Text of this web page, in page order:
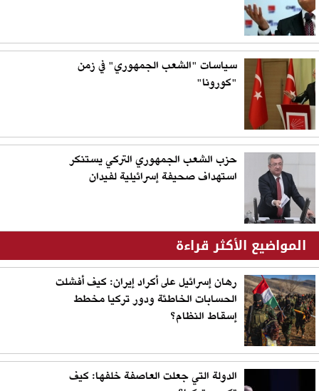
سياسات "الشعب الجمهوري" في زمن
"كورونا"
حزب الشعب الجمهوري التركي يستنكر
استهداف صحيفة إسرائيلية لفيدان
المواضيع الأكثر قراءة
رهان إسرائيل على أكراد إيران: كيف أفشلت
الحسابات الخاطئة ودور تركيا مخطط
إسقاط النظام؟
الدولة التي جعلت العاصفة خلفها: كيف